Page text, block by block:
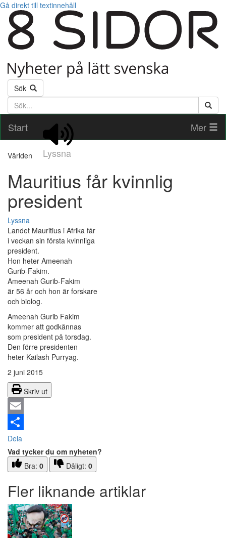
Gå direkt till textinnehåll
Sök
Söktext
Start
Lyssna
Mer
Världen
Mauritius får kvinnlig
president
Lyssna
Landet Mauritius i Afrika får
i veckan sin första kvinnliga
president.
Hon heter Ameenah
Gurib-Fakim.
Ameenah Gurib-Fakim
är 56 år och hon är forskare
och biolog.
Ameenah Gurib Fakim
kommer att godkännas
som president på torsdag.
Den förre presidenten
heter Kailash Purryag.
2 juni 2015
Skriv ut
Email
Dela
Vad tycker du om nyheten?
Bra: 0 Dåligt: 0
Fler liknande artiklar